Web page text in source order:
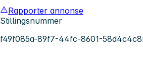
Rapporter annonse
Stillingsnummer
f49f085a-89f7-44fc-8601-